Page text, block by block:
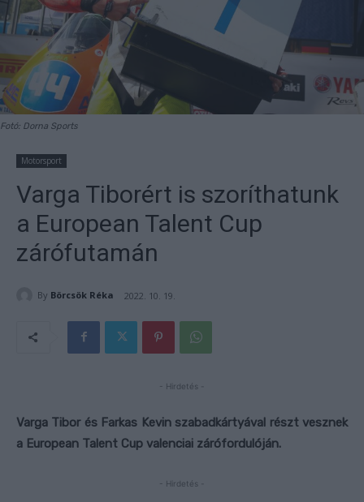
Fotó: Dorna Sports
Motorsport
Varga Tiborért is szoríthatunk
a European Talent Cup
zárófutamán
By Börcsök Réka 2022. 10. 19.
- Hirdetés -
Varga Tibor és Farkas Kevin szabadkártyával részt vesznek
a European Talent Cup valenciai zárófordulóján.
- Hirdetés -